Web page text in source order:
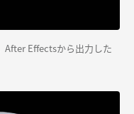
After Effectsから出力した